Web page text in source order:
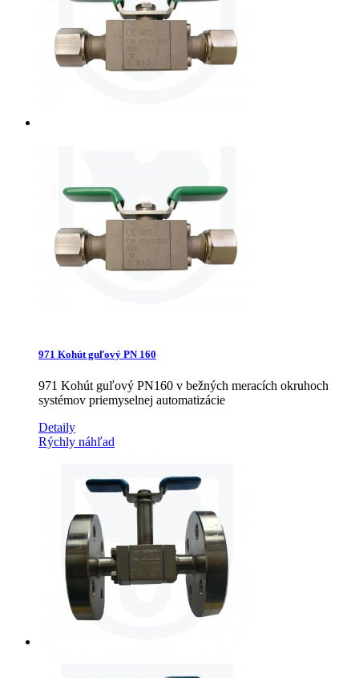
971 Kohút guľový PN 160
971 Kohút guľový PN160 v bežných meracích okruhoch
systémov priemyselnej automatizácie
Detaily
Rýchly náhľad